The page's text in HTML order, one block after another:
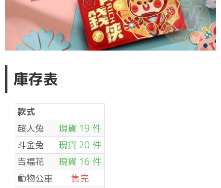
庫存表
款式
超人兔
現貨 19 件
斗金兔
現貨 20 件
吉福花
現貨 16 件
動物公車
售完